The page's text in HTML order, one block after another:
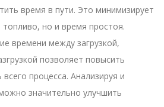
время в пути. Это минимизирует
но и время простоя.
времени между загрузкой,
позволяет повысить
процесса. Анализируя и
значительно улучшить